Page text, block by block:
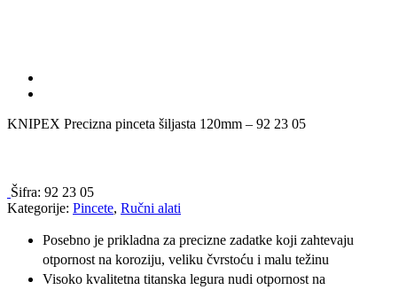
KNIPEX Precizna pinceta šiljasta 120mm – 92 23 05
Šifra: 92 23 05
Kategorije: Pincete, Ručni alati
Posebno je prikladna za precizne zadatke koji zahtevaju
otpornost na koroziju, veliku čvrstoću i malu težinu
Visoko kvalitetna titanska legura nudi otpornost na